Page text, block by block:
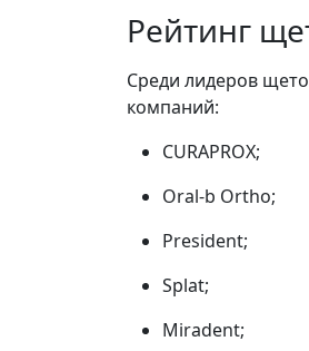
Рейтинг
Среди лидеров
компаний:
CURAPROX;
Oral-b Ortho;
President;
Splat;
Miradent;